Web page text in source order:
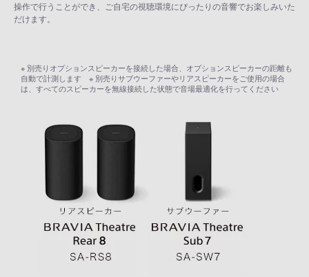
操作で行うことができ、ご自宅の視聴環境にぴったりの音響でお楽しみいた
だけます。
※ 別売りオプションスピーカーを接続した場合、オプションスピーカーの距離も
自動で計測します ※ 別売りサブウーファーやリアスピーカーをご使用の場合
は、すべてのスピーカーを無線接続した状態で音場最適化を行ってください